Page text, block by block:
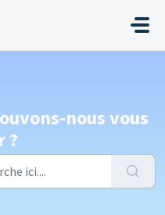
nous vous
?